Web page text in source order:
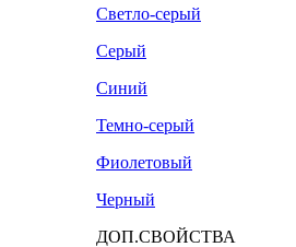
Светло-серый
Серый
Синий
Темно-серый
Фиолетовый
Черный
ДОП.СВОЙСТВА